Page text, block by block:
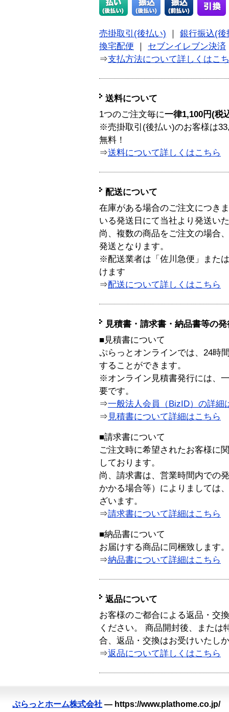
売掛取引(後払い)
銀行振込(後
換宅配便
セブンイレブン決済
⇒支払方法について詳しくはこ
送料について
1つのご注文毎に一律1,100円(税
※売掛取引(後払い)のお客様は
無料！
⇒送料について詳しくはこちら
配送について
在庫がある場合のご注文につき
いる発送日にて当社より発送い
尚、複数の商品をご注文の場合
発送となります。
※配送業者は「佐川急便」また
けます
⇒配送について詳しくはこちら
見積書・請求書・納品書等の
■見積書について
ぷらっとオンラインでは、24時
することができます。
※オンライン見積書発行には、
要です。
⇒一般法人会員（BizID）の詳細
⇒ 見積書について詳細はこちら
■請求書について
ご注文時に希望されたお客様に
しております。
尚、請求書は、営業時間内での
かかる場合等）によりましては
ざいます。
⇒請求書について詳細はこちら
■納品書について
お届けする商品に同梱致します。
⇒納品書について詳細はこちら
返品について
お客様のご都合による返品・交
ください。 商品開封後、または
合、返品・交換はお受けいたし
⇒返品について詳しくはこちら
ぷらっとホーム株式会社 — https://www.plathome.co.jp/